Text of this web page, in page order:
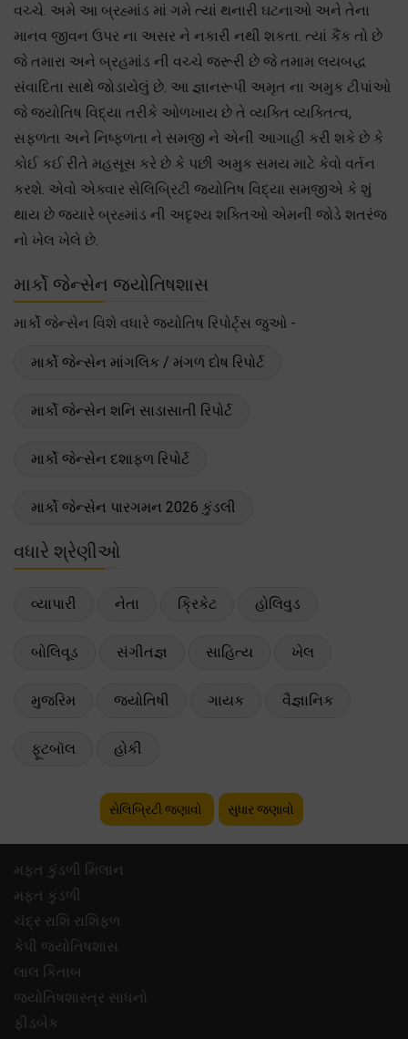
વચ્ચે. અમે આ બ્રહ્માંડ માં ગમે ત્યાં થનારી ઘટનાઓ અને તેના
માનવ જીવન ઉપર ના અસર ને નકારી નથી શકતા. ત્યાં કૈંક તો છે
જે તમારા અને બ્રહમાંડ ની વચ્ચે જરૂરી છે જે તમામ લયબદ્ધ
સંવાદિતા સાથે જોડાયેલું છે. આ જ્ઞાનરૂપી અમૃત ના અમુક ટીપાંઓ
જે જ્યોતિષ વિદ્યા તરીકે ઓળખાય છે તે વ્યક્તિ વ્યક્તિત્વ,
સફળતા અને નિષ્ફળતા ને સમજી ને એની આગાહી કરી શકે છે કે
કોઈ કઈ રીતે મહસૂસ કરે છે કે પછી અમુક સમય માટે કેવો વર્તન
કરશે. એવો એક્વાર સેલિબ્રિટી જ્યોતિષ વિદ્યા સમજીએ કે શું
થાય છે જયારે બ્રહ્માંડ ની અદૃશ્ય શક્તિઓ એમની જોડે શતરંજ
નો ખેલ ખેલે છે.
માર્કો જેન્સેન જ્યોતિષશાસ
માર્કો જેન્સેન વિશે વધારે જ્યોતિષ રિપોર્ટ્સ જુઓ -
માર્કો જેન્સેન માંગલિક / મંગળ દોષ રિપોર્ટ
માર્કો જેન્સેન શનિ સાડાસાતી રિપોર્ટ
માર્કો જેન્સેન દશાફળ રિપોર્ટ
માર્કો જેન્સેન પારગમન 2026 કુંડલી
વધારે શ્રેણીઓ
વ્યાપારી નેતા ક્રિકેટ હોલિવુડ
બોલિવૂડ સંગીતજ્ઞ સાહિત્ય ખેલ
મુજરિમ જ્યોતિષી ગાયક વૈજ્ઞાનિક
ફૂટબૉલ હોકી
સેલિબ્રિટી જણાવો સુધાર જણાવો
મફ્ત કુંડળી મિલાન
મફ્ત કુંડળી
ચંદ્ર રાશિ રાશિફળ
કેપી જ્યોતિષશાસ
લાલ કિતાબ
જ્યોતિષશાસ્ત્ર સાધનો
ફીડબેક